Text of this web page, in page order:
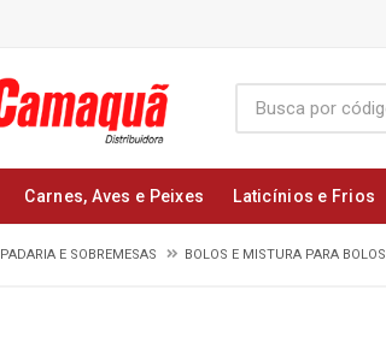
Carnes, Aves e Peixes Laticínios e Frios
PADARIA E SOBREMESAS BOLOS E MISTURA PARA BOLOS